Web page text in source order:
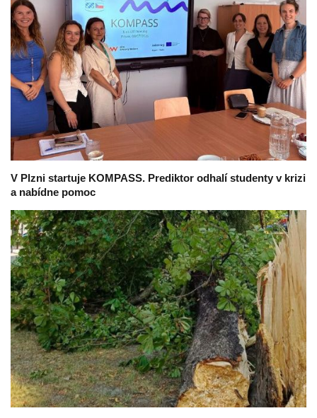
V Plzni startuje KOMPASS. Prediktor odhalí studenty v krizi
a nabídne pomoc